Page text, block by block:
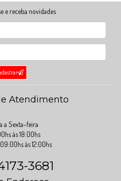
e receba novidades
Atendimento
a Sexta-feira
às 18:00hs
às 12:00hs
3681